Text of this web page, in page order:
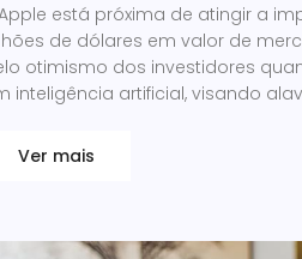
está próxima de atingir a
de dólares em valor de
otimismo dos investidores
inteligência artificial, visando
Ver mais